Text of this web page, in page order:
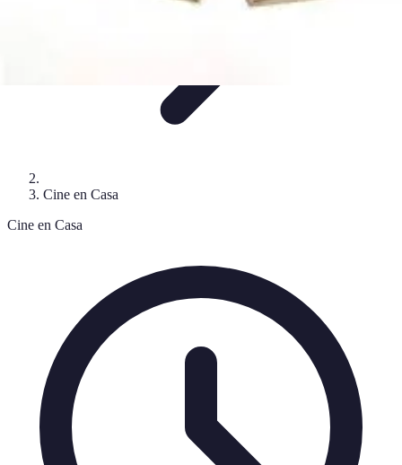
Cine en Casa
Cine en Casa